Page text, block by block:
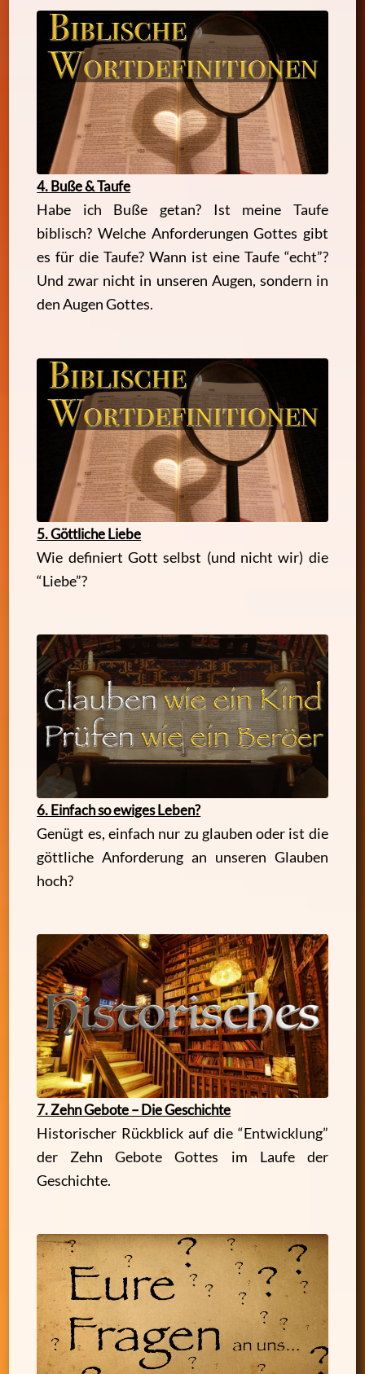
4. Buße & Taufe
Habe ich Buße getan? Ist meine Taufe
biblisch? Welche Anforderungen Gottes gibt
es für die Taufe? Wann ist eine Taufe “echt”?
Und zwar nicht in unseren Augen, sondern in
den Augen Gottes.
5. Göttliche Liebe
Wie definiert Gott selbst (und nicht wir) die
“Liebe”?
6. Einfach so ewiges Leben?
Genügt es, einfach nur zu glauben oder ist die
göttliche Anforderung an unseren Glauben
hoch?
7. Zehn Gebote – Die Geschichte
Historischer Rückblick auf die “Entwicklung”
der Zehn Gebote Gottes im Laufe der
Geschichte.